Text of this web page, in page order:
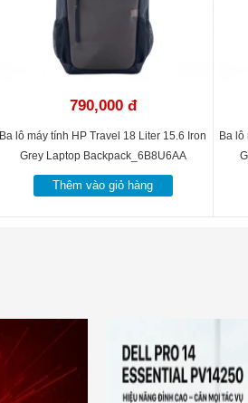
790,000 đ
Ba lô máy tính HP Travel 18 Liter 15.6 Iron
Grey Laptop Backpack_6B8U6AA
Thêm vào giỏ hàng
Ba lô